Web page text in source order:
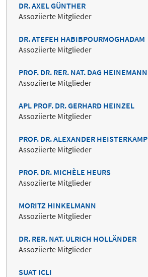
DR. AXEL GÜNTHER
Assoziierte Mitglieder
DR. ATEFEH HABIBPOURMOGHADAM
Assoziierte Mitglieder
PROF. DR. RER. NAT. DAG HEINEMANN
Assoziierte Mitglieder
APL PROF. DR. GERHARD HEINZEL
Assoziierte Mitglieder
PROF. DR. ALEXANDER HEISTERKAMP
Assoziierte Mitglieder
PROF. DR. MICHÈLE HEURS
Assoziierte Mitglieder
MORITZ HINKELMANN
Assoziierte Mitglieder
DR. RER. NAT. ULRICH HOLLÄNDER
Assoziierte Mitglieder
SUAT ICLI